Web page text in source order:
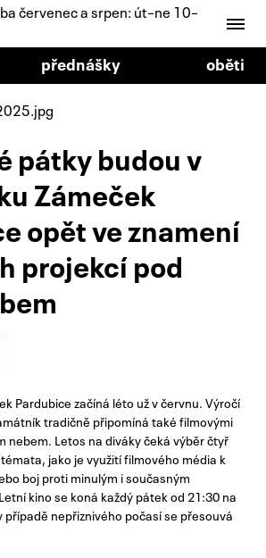
červenec a srpen: út–ne 10–
přednášky oběti
pátky budou v
Zámeček
opět ve znamení
projekcí pod
Pardubice začíná léto už v červnu. Výročí
tradičně připomíná také filmovými
nebem. Letos na diváky čeká výběr čtyř
jako je využití filmového média k
boj proti minulým i současným
kino se koná každý pátek od 21:30 na
případě nepřiznivého počasí se přesouvá